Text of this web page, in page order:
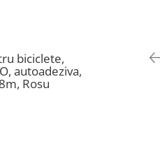
biciclete,
autoadeziva,
Rosu